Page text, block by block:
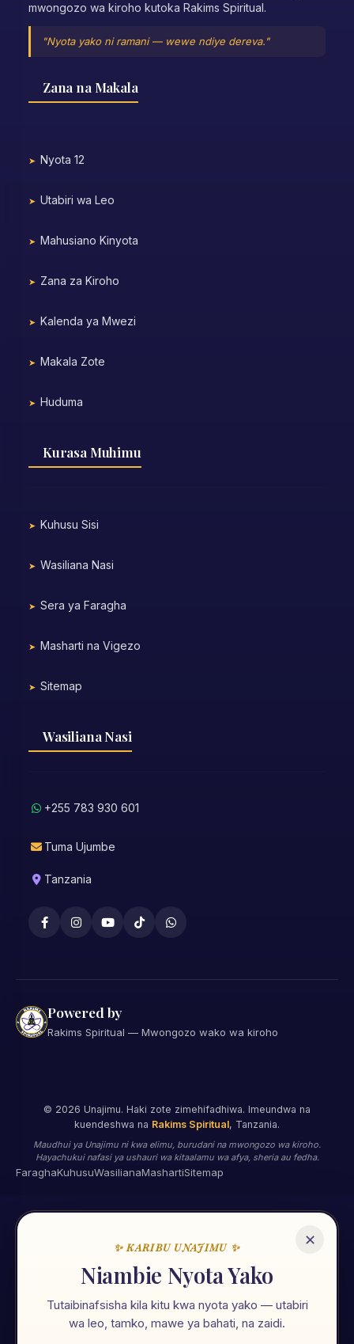
mwongozo wa kiroho kutoka Rakims Spiritual.
"Nyota yako ni ramani — wewe ndiye dereva."
Zana na Makala
Nyota 12
Utabiri wa Leo
Mahusiano Kinyota
Zana za Kiroho
Kalenda ya Mwezi
Makala Zote
Huduma
Kurasa Muhimu
Kuhusu Sisi
Wasiliana Nasi
Sera ya Faragha
Masharti na Vigezo
Sitemap
Wasiliana Nasi
+255 783 930 601
Tuma Ujumbe
Tanzania
Powered by
Rakims Spiritual — Mwongozo wako wa kiroho
© 2026 Unajimu. Haki zote zimehifadhiwa. Imeundwa na
kuendeshwa na Rakims Spiritual, Tanzania.
Maudhui ya Unajimu ni kwa elimu, burudani na mwongozo wa kiroho.
Hayachukui nafasi ya ushauri wa kitaalamu wa afya, sheria au fedha.
FaraghaKuhusuWasilianaMashartiSitemap
✕
✨ KARIBU UNAJIMU ✨
Niambie Nyota Yako
Tutaibinafsisha kila kitu kwa nyota yako — utabiri
wa leo, tamko, mawe ya bahati, na zaidi.
🌟
Unajimu App